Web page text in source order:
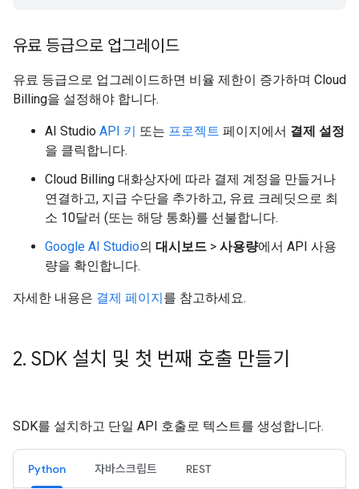
유료 등급으로 업그레이드
유료 등급으로 업그레이드하면 비율 제한이 증가하며 Cloud
Billing을 설정해야 합니다.
AI Studio API 키 또는 프로젝트 페이지에서 결제 설정
을 클릭합니다.
Cloud Billing 대화상자에 따라 결제 계정을 만들거나
연결하고, 지급 수단을 추가하고, 유료 크레딧으로 최
소 10달러 (또는 해당 통화)를 선불합니다.
Google AI Studio의 대시보드 > 사용량에서 API 사용
량을 확인합니다.
자세한 내용은 결제 페이지를 참고하세요.
2. SDK 설치 및 첫 번째 호출 만들기
SDK를 설치하고 단일 API 호출로 텍스트를 생성합니다.
Python 자바스크립트 REST